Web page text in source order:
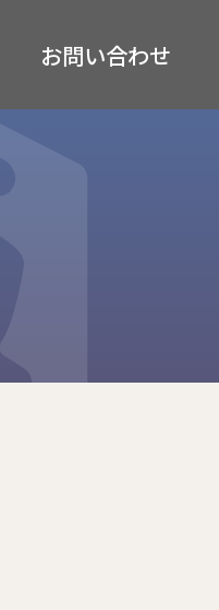
お問い合わせ